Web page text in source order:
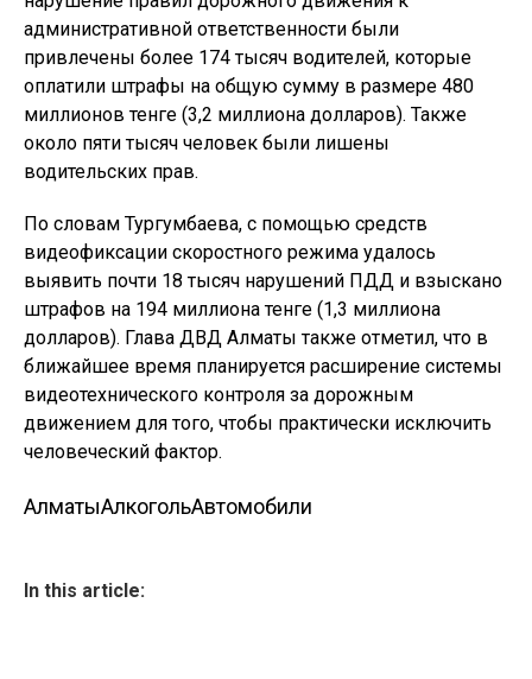
административной ответственности были
привлечены более 174 тысяч водителей, которые
оплатили штрафы на общую сумму в размере 480
миллионов тенге (3,2 миллиона долларов). Также
около пяти тысяч человек были лишены
водительских прав.
По словам Тургумбаева, с помощью средств
видеофиксации скоростного режима удалось
выявить почти 18 тысяч нарушений ПДД и взыскано
штрафов на 194 миллиона тенге (1,3 миллиона
долларов). Глава ДВД Алматы также отметил, что в
ближайшее время планируется расширение системы
видеотехнического контроля за дорожным
движением для того, чтобы практически исключить
человеческий фактор.
АлматыАлкогольАвтомобили
In this article: